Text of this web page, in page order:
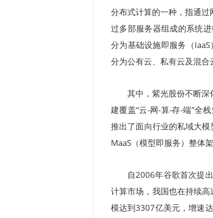
分布式计算的一种，指通过
过多部服务器组成的系统
分为基础设施即服务（
分为公有云、私有云及混合
其中，紫光股份不断深
建覆盖“云-网-算-存-端”全
推出了面向行业的私域大
MaaS（模型即服务）整体
自2006年谷歌首次提
计算市场，我国也在持续高
模达到3307亿美元，增速